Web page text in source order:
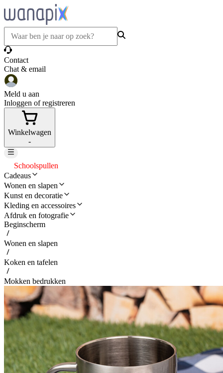
Contact
Chat & email
Meld u aan
Inloggen of registreren
Winkelwagen
-
Schoolspullen
Cadeaus
Wonen en slapen
Kunst en decoratie
Kleding en accessoires
Afdruk en fotografie
Beginscherm
Wonen en slapen
Koken en tafelen
Mokken bedrukken